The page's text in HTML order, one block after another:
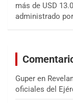
más de USD
administrado
Guper en
oficiales del